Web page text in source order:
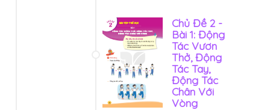
Chủ Đề 2 -
Bài 1: Động
Tác Vươn
Thở, Động
Tác Tay,
Động Tác
Chân Với
Vòng